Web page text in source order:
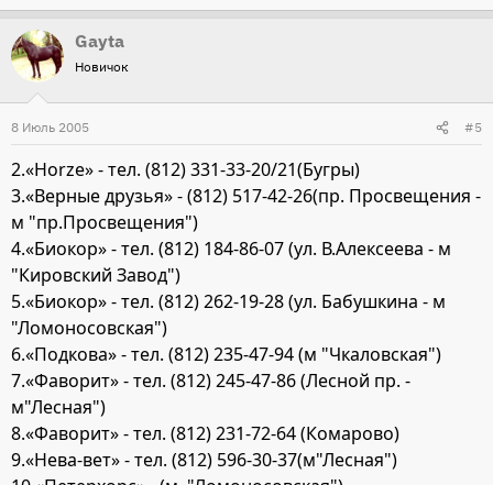
Gayta
Новичок
8 Июль 2005 #5
2.«Horze» - тел. (812) 331-33-20/21(Бугры)
3.«Верные друзья» - (812) 517-42-26(пр. Просвещения -
м "пр.Просвещения")
4.«Биокор» - тел. (812) 184-86-07 (ул. В.Алексеева - м
"Кировский Завод")
5.«Биокор» - тел. (812) 262-19-28 (ул. Бабушкина - м
"Ломоносовская")
6.«Подкова» - тел. (812) 235-47-94 (м "Чкаловская")
7.«Фаворит» - тел. (812) 245-47-86 (Лесной пр. -
м"Лесная")
8.«Фаворит» - тел. (812) 231-72-64 (Комарово)
9.«Нева-вет» - тел. (812) 596-30-37(м"Лесная")